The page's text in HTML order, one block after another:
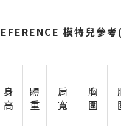
模特兒參
身
高
體
重
肩
寬
胸
圍